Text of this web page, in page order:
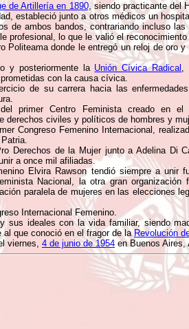
de Artillería en 1890, siendo practicante del
estableció junto a otros médicos un
de ambos bandos, contrariando incluso
profesional, lo que le valió el
Politeama donde le entregó un reloj de oro
y posteriormente la Unión Cívica Radical ,
con la causa cívica.
de su carrera hacia las
primer Centro Feminista creado en
derechos civiles y políticos de hombres y
Congreso Femenino Internacional,
Derechos de la Mujer junto a Adelina Di
a once mil afiliadas.
Elvira Rawson tendió siempre a unir
Nacional, la otra gran organización
paralela de mujeres en las elecciones
Internacional Femenino.
sus ideales con la vida familiar, siendo
al que conoció en el fragor de la Revolución
viernes, 4 de junio de 1954 en Buenos Aires,